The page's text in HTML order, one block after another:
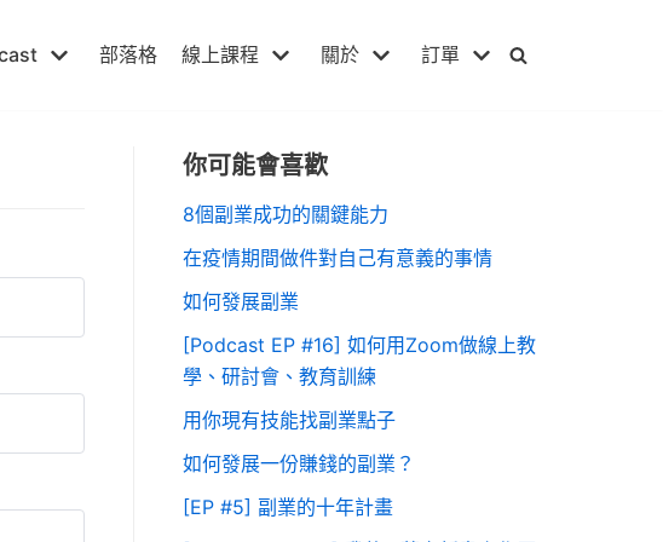
部落格 線上課程 關於 訂單
你可能會喜歡
8個副業成功的關鍵能力
在疫情期間做件對自己有意義的事情
如何發展副業
[Podcast EP #16] 如何用Zoom做線上教
學、研討會、教育訓練
用你現有技能找副業點子
如何發展一份賺錢的副業？
[EP #5] 副業的十年計畫